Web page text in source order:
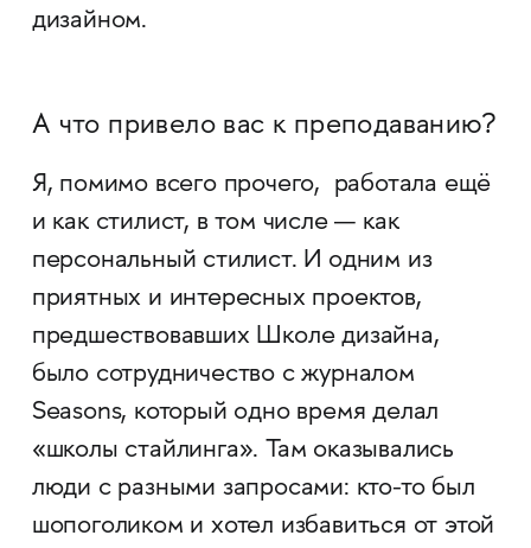
дизайном.
А что привело вас к преподаванию?
Я, помимо всего прочего, работала ещё
и как стилист, в том числе — как
персональный стилист. И одним из
приятных и интересных проектов,
предшествовавших Школе дизайна,
было сотрудничество с журналом
Seasons, который одно время делал
«школы стайлинга». Там оказывались
люди с разными запросами: кто-то был
шопоголиком и хотел избавиться от этой